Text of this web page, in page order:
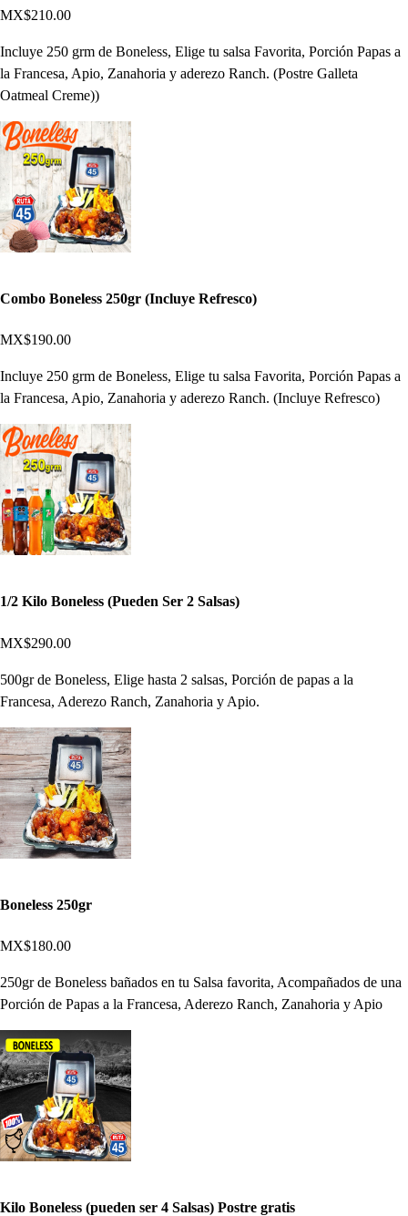
MX$210.00
Incluye 250 grm de Boneless, Elige tu salsa Favorita, Porción Papas a
la Francesa, Apio, Zanahoria y aderezo Ranch. (Postre Galleta
Oatmeal Creme))
Combo Boneless 250gr (Incluye Refresco)
MX$190.00
Incluye 250 grm de Boneless, Elige tu salsa Favorita, Porción Papas a
la Francesa, Apio, Zanahoria y aderezo Ranch. (Incluye Refresco)
1/2 Kilo Boneless (Pueden Ser 2 Salsas)
MX$290.00
500gr de Boneless, Elige hasta 2 salsas, Porción de papas a la
Francesa, Aderezo Ranch, Zanahoria y Apio.
Boneless 250gr
MX$180.00
250gr de Boneless bañados en tu Salsa favorita, Acompañados de una
Porción de Papas a la Francesa, Aderezo Ranch, Zanahoria y Apio
Kilo Boneless (pueden ser 4 Salsas) Postre gratis